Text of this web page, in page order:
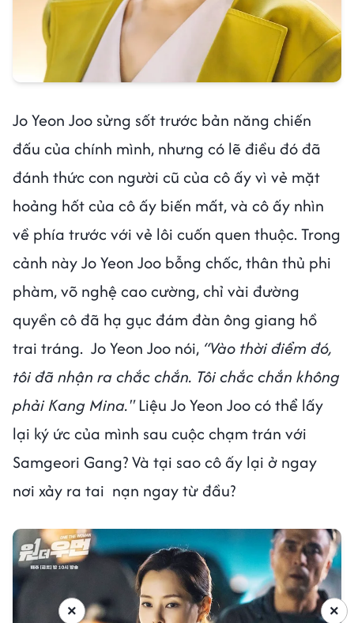
Jo Yeon Joo sửng sốt trước bản năng chiến
đấu của chính mình, nhưng có lẽ điều đó đã
đánh thức con người cũ của cô ấy vì vẻ mặt
hoảng hốt của cô ấy biến mất, và cô ấy nhìn
về phía trước với vẻ lôi cuốn quen thuộc. Trong
cảnh này Jo Yeon Joo bỗng chốc, thân thủ phi
phàm, võ nghệ cao cường, chỉ vài đường
quyền cô đã hạ gục đám đàn ông giang hồ
trai tráng. Jo Yeon Joo nói, “Vào thời điểm đó,
tôi đã nhận ra chắc chắn. Tôi chắc chắn không
phải Kang Mina."Liệu Jo Yeon Joo có thể lấy
lại ký ức của mình sau cuộc chạm trán với
Samgeori Gang? Và tại sao cô ấy lại ở ngay
nơi xảy ra tai nạn ngay từ đầu?
×
×